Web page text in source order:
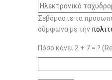
Σεβόμαστε τα
σύμφωνα με την
Πόσο κάνει 2 + 7 = ?